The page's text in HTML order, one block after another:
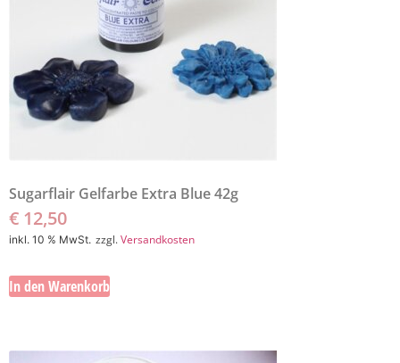
Sugarflair Gelfarbe Extra Blue 42g
€ 12,50
inkl. 10 % MwSt. zzgl.Versandkosten
In den Warenkorb